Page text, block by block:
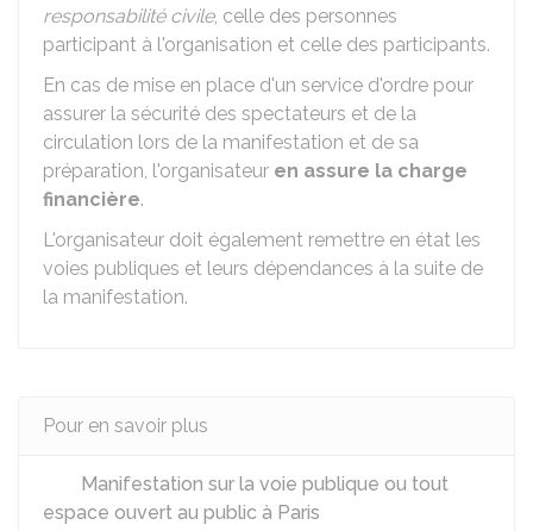
responsabilité civile, celle des personnes
participant à l'organisation et celle des participants.
En cas de mise en place d'un service d'ordre pour
assurer la sécurité des spectateurs et de la
circulation lors de la manifestation et de sa
préparation, l'organisateur en assure la charge
financière.
L'organisateur doit également remettre en état les
voies publiques et leurs dépendances à la suite de
la manifestation.
Pour en savoir plus
Manifestation sur la voie publique ou tout
espace ouvert au public à Paris